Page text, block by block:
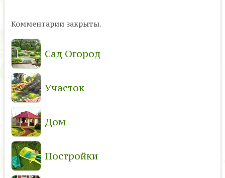
Комментарии закрыты.
Сад Огород
Участок
Дом
Постройки